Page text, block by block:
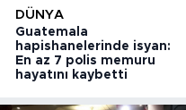
DÜNYA
Guatemala
hapishanelerinde isyan:
En az 7 polis memuru
hayatını kaybetti